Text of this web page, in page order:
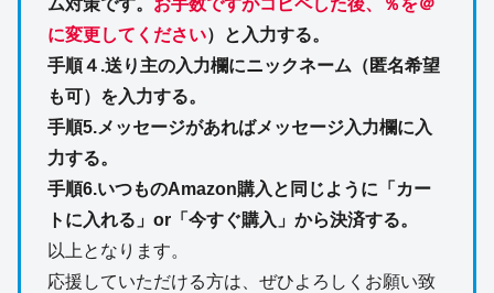
ム対策です。 お手数ですがコピペした後、％を＠
に変更してください）と入力する。
手順４.送り主の入力欄にニックネーム（匿名希望
も可）を入力する。
手順5.メッセージがあればメッセージ入力欄に入
力する。
手順6.いつものAmazon購入と同じように「カー
トに入れる」or「今すぐ購入」から決済する。
以上となります。
応援していただける方は、ぜひよろしくお願い致